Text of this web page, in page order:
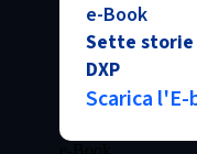
e-Book
Sette storie
DXP
Scarica